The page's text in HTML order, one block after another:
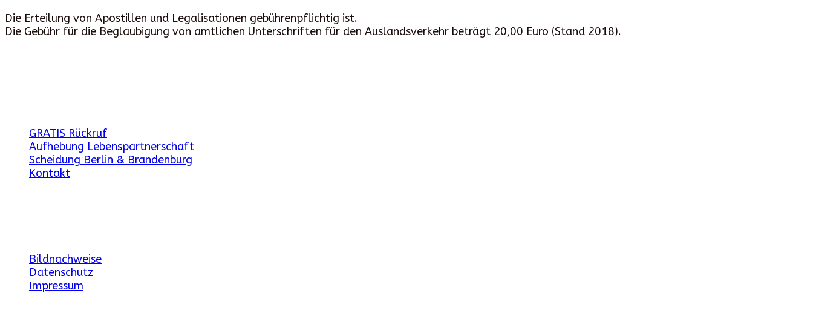
Die Erteilung von Apostillen und Legalisationen gebührenpflichtig ist.
Die Gebühr für die Beglaubigung von amtlichen Unterschriften für den Auslandsverkehr beträgt 20,00 Euro (Stand 2018).
GRATIS Rückruf
Aufhebung Lebenspartnerschaft
Scheidung Berlin & Brandenburg
Kontakt
Bildnachweise
Datenschutz
Impressum